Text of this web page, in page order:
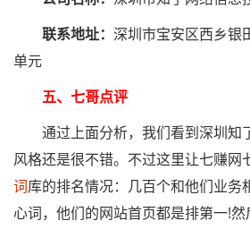
联系地址： 深圳市宝安区西乡银
单元
五、七哥点评
通过上面分析，我们看到深圳知
风格还是很不错。不过这里让七赚网
词库的排名情况：几百个和他们业务
心词，他们的网站首页都是排第一!